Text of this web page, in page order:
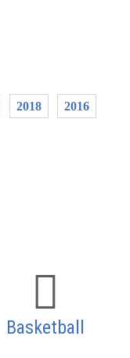
2018 2016
Basketball